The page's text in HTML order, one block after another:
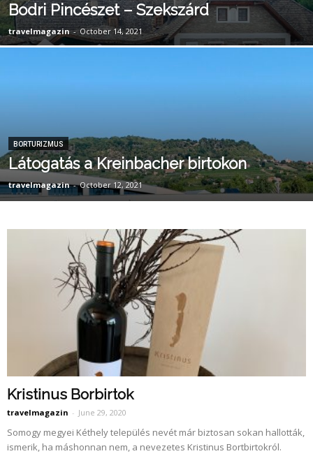
Bodri Pincészet – Szekszárd
travelmagazin - October 14, 2021
BORTURIZMUS
Látogatás a Kreinbacher birtokon
travelmagazin - October 12, 2021
Kristinus Borbirtok
travelmagazin - June 29, 2020
Somogy megyei Kéthely település nevét már biztosan sokan hallották,
ismerik, ha máshonnan nem, a nevezetes Kristinus Bortbirtokról.